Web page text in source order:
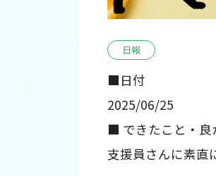
日報
■日付
2025/06/25
■ できたこと・良
支援員さんに素直